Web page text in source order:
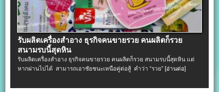
รับผลิตเครื่องสําอาง ธุรกิจคนขายรวย คนผลิตก็รวย
สนามรบนี้สุดหิน
รับผลิตเครื่องสําอาง ธุรกิจคนขายรวย คนผลิตก็รวย สนามรบนี้สุดหิน แต่
หากผ่านไปได้ สามารถเอาชัยชนะเหนือคู่ต่อสู้ คำว่า “รวย”[อ่านต่อ]